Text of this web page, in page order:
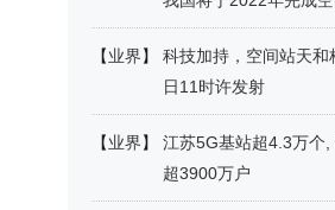
【业界】
科技加持，空间站天和
日11时许发射
【业界】
江苏5G基站超4.3万个,
超3900万户